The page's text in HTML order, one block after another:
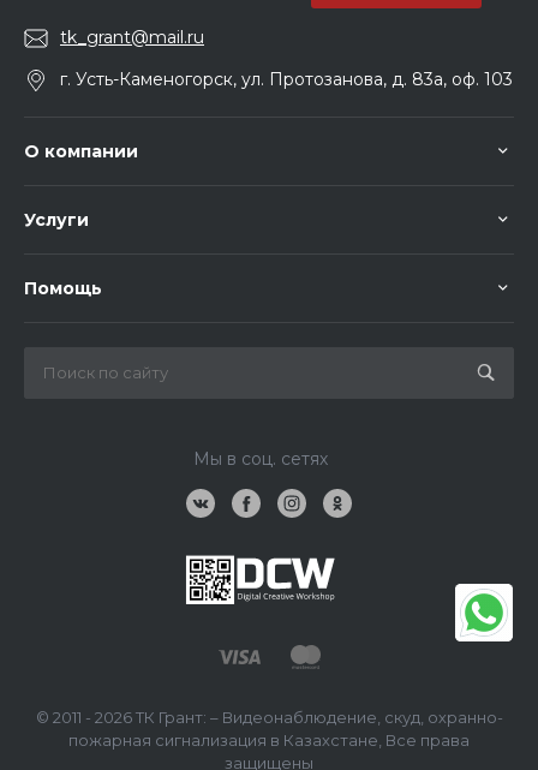
tk_grant@mail.ru
г. Усть-Каменогорск, ул. Протозанова, д. 83а, оф. 103
О компании
Услуги
Помощь
Мы в соц. сетях
© 2011 - 2026 ТК Грант: – Видеонаблюдение, скуд, охранно-
пожарная сигнализация в Казахстане, Все права
защищены